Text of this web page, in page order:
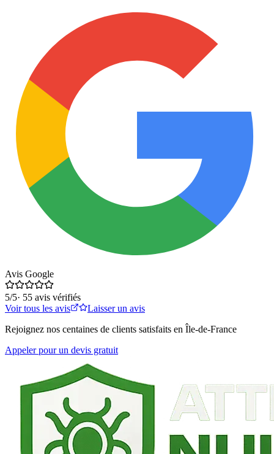
Avis Google
5/5· 55 avis vérifiés
Voir tous les avis
Laisser un avis
Rejoignez nos centaines de clients satisfaits en Île-de-France
Appeler pour un devis gratuit